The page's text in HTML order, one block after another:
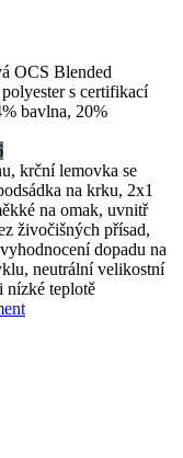
OCS Blended
s certifikací
bavlna, 20%
krční lemovka se
na krku, 2x1
na omak, uvnitř
živočišných přísad,
dopadu na
neutrální velikostní
nízké teplotě